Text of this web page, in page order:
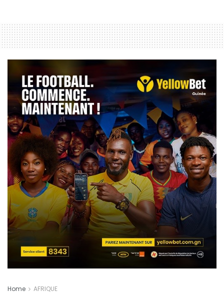
Home AFRIQUE